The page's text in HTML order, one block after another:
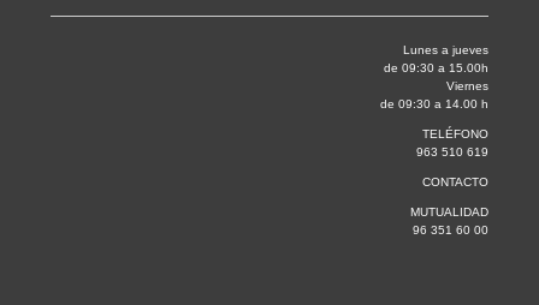
Lunes a jueves
de 09:30 a 15.00h
Viernes
de 09:30 a 14.00 h
TELÉFONO
963 510 619
CONTACTO
MUTUALIDAD
96 351 60 00